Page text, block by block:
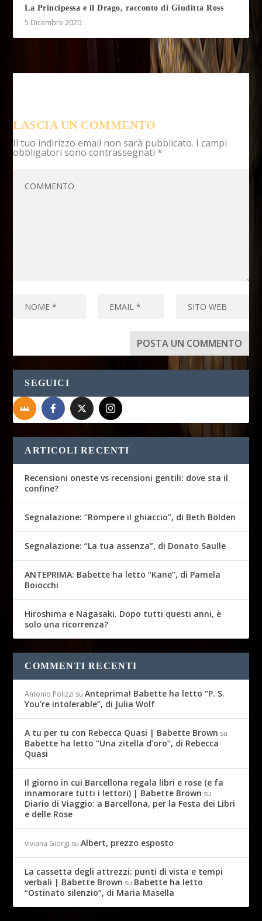
La Principessa e il Drago, racconto di Giuditta Ross
5 Dicembre 2020
LASCIA UN COMMENTO
Il tuo indirizzo email non sarà pubblicato. I campi
obbligatori sono contrassegnati *
SEGUICI
ARTICOLI RECENTI
Recensioni oneste vs recensioni gentili: dove sta il
confine?
Segnalazione: “Rompere il ghiaccio”, di Beth Bolden
Segnalazione: “La tua assenza”, di Donato Saulle
ANTEPRIMA: Babette ha letto “Kane”, di Pamela
Boiocchi
Hiroshima e Nagasaki. Dopo tutti questi anni, è
solo una ricorrenza?
COMMENTI RECENTI
Antonio Polizzi suAnteprima! Babette ha letto “P. S.
You’re intolerable”, di Julia Wolf
A tu per tu con Rebecca Quasi | Babette Brown su
Babette ha letto “Una zitella d’oro”, di Rebecca
Quasi
Il giorno in cui Barcellona regala libri e rose (e fa
innamorare tutti i lettori) | Babette Brown su
Diario di Viaggio: a Barcellona, per la Festa dei Libri
e delle Rose
viviana Giorgi suAlbert, prezzo esposto
La cassetta degli attrezzi: punti di vista e tempi
verbali | Babette Brown su Babette ha letto
“Ostinato silenzio”, di Maria Masella